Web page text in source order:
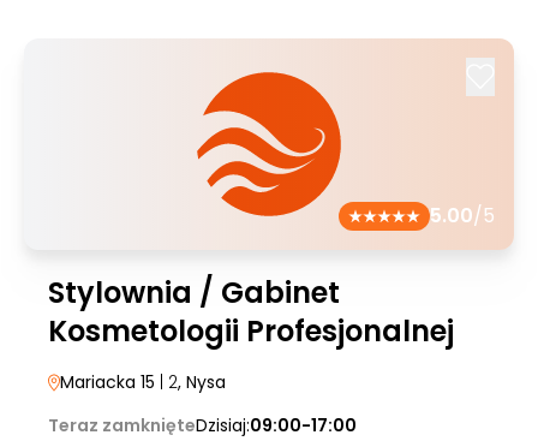
5.00/5
Stylownia / Gabinet
Kosmetologii Profesjonalnej
Mariacka 15 | 2, Nysa
Teraz zamknięteDzisiaj:09:00-17:00